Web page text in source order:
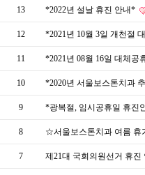
13 *2022년 설날 휴진 안내*
12 *2021년 10월 3일 개천절
11 *2021년 08월 16일 대체공
10 *2020년 서울보스톤치과
9 *광복절, 임시공휴일 휴진
8 ☆서울보스톤치과 여름
7 제21대 국회의원선거 휴진